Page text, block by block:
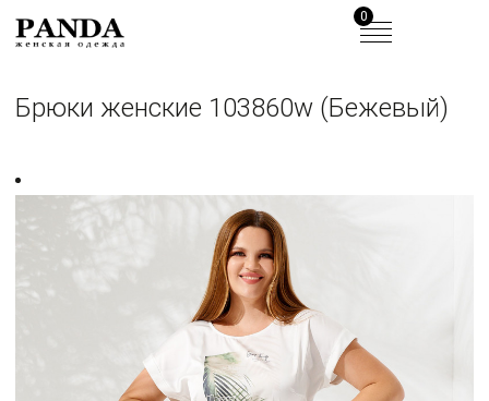
0
Брюки женские 103860w (Бежевый)